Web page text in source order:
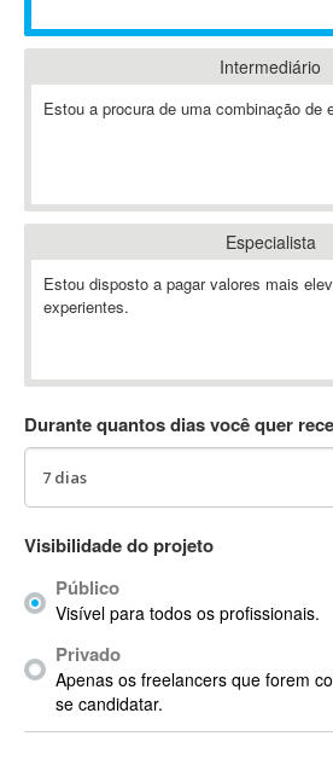
ABIS
Ableton
Ableton Live
Abstract Window Toolkit (AWT)
AC Drives
AC3
ACID Pro
ACPI
ACT
Actian
Actimize
ActionScript
ActionScript 3
Intermediário
Estou a procura de uma combinação de
Especialista
Estou disposto a pagar valores mais
experientes.
Durante quantos dias você quer
Visibilidade do projeto
Público
Visível para todos os profissionais.
Privado
Apenas os freelancers que forem
se candidatar.